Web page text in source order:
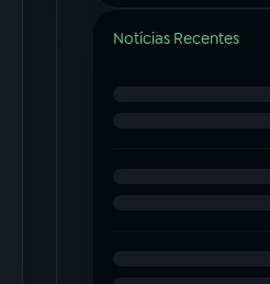
Notícias Recentes